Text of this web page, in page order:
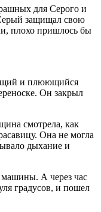
для Серого и
защищал свою
плохо пришлось бы
и плюющийся
Он закрыл
смотрела, как
Она не могла
дыхание и
А через час
градусов, и пошел